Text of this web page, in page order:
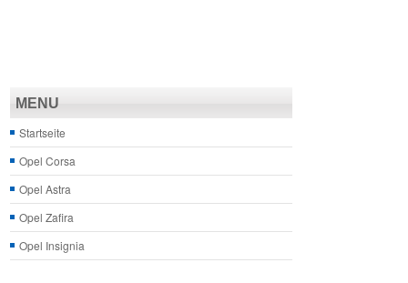
MENU
Startseite
Opel Corsa
Opel Astra
Opel Zafira
Opel Insignia